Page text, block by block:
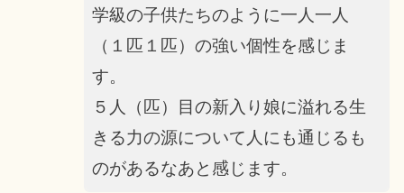
学級の子供たちのように一人一人
（１匹１匹）の強い個性を感じま
す。
５人（匹）目の新入り娘に溢れる生
きる力の源について人にも通じるも
のがあるなあと感じます。